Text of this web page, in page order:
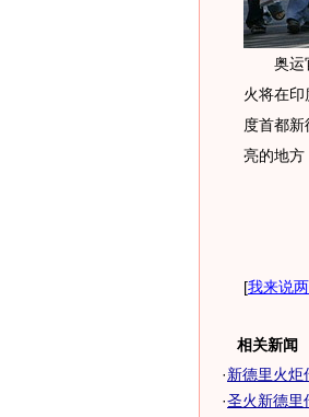
奥运官
火将在印
度首都
亮的地方
[我来说
相关新闻
·新德里火炬
·圣火新德里